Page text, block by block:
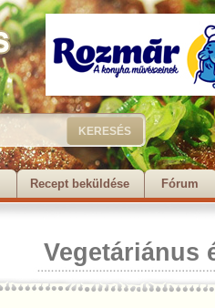
Recept beküldése Fórum
Vegetáriánus